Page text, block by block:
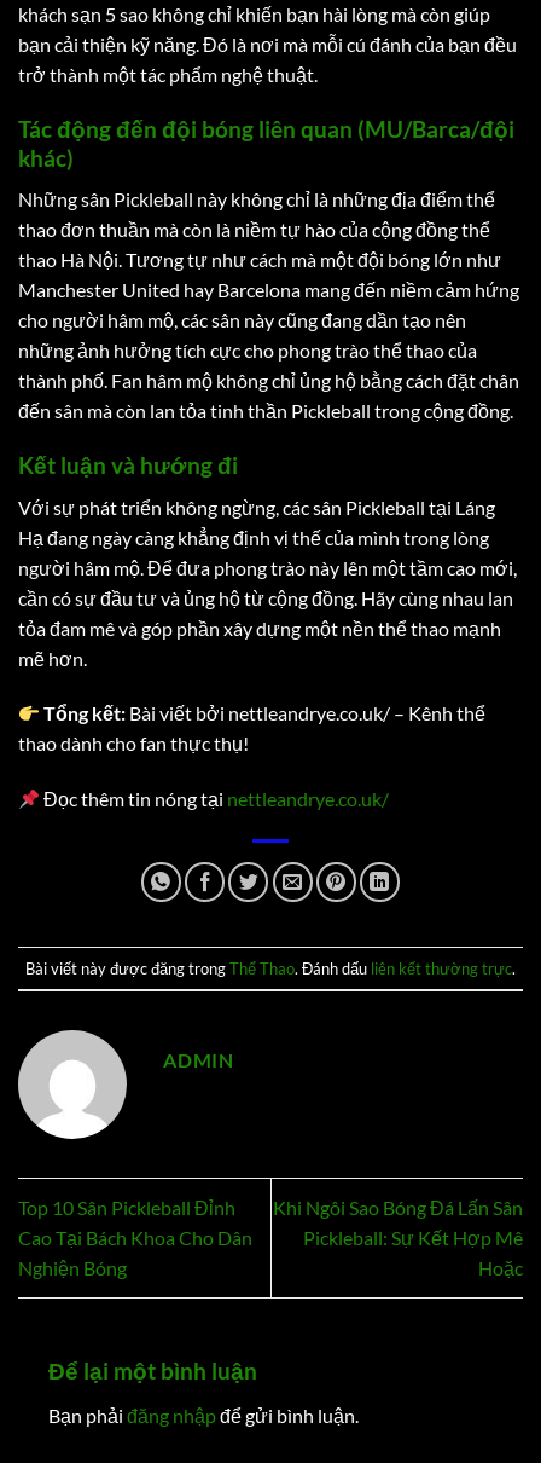
khách sạn 5 sao không chỉ khiến bạn hài lòng mà còn giúp
bạn cải thiện kỹ năng. Đó là nơi mà mỗi cú đánh của bạn đều
trở thành một tác phẩm nghệ thuật.
Tác động đến đội bóng liên quan (MU/Barca/đội
khác)
Những sân Pickleball này không chỉ là những địa điểm thể
thao đơn thuần mà còn là niềm tự hào của cộng đồng thể
thao Hà Nội. Tương tự như cách mà một đội bóng lớn như
Manchester United hay Barcelona mang đến niềm cảm hứng
cho người hâm mộ, các sân này cũng đang dần tạo nên
những ảnh hưởng tích cực cho phong trào thể thao của
thành phố. Fan hâm mộ không chỉ ủng hộ bằng cách đặt chân
đến sân mà còn lan tỏa tinh thần Pickleball trong cộng đồng.
Kết luận và hướng đi
Với sự phát triển không ngừng, các sân Pickleball tại Láng
Hạ đang ngày càng khẳng định vị thế của mình trong lòng
người hâm mộ. Để đưa phong trào này lên một tầm cao mới,
cần có sự đầu tư và ủng hộ từ cộng đồng. Hãy cùng nhau lan
tỏa đam mê và góp phần xây dựng một nền thể thao mạnh
mẽ hơn.
Tổng kết: Bài viết bởi nettleandrye.co.uk/ – Kênh thể
thao dành cho fan thực thụ!
Đọc thêm tin nóng tại nettleandrye.co.uk/
Bài viết này được đăng trongThể Thao. Đánh dấu liên kết thường trực.
ADMIN
Top 10 Sân Pickleball Đỉnh
Cao Tại Bách Khoa Cho Dân
Nghiện Bóng
Khi Ngôi Sao Bóng Đá Lấn Sân
Pickleball: Sự Kết Hợp Mê
Hoặc
Để lại một bình luận
Bạn phải đăng nhậpđể gửi bình luận.